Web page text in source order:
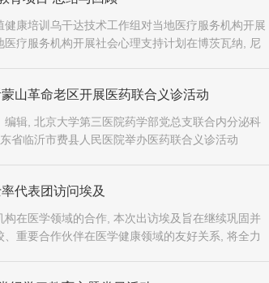
康培训乌干达技术工作组对当地医疗服务机构开展
疗服务机构开展社会心理支持计划在博茨瓦纳, 尼
山革命老区开展医药联合义诊活动
辑, 北京大学第三医院药学部党总支联合内分泌科
省临沂市费县人民医院举办医药联合义诊活动
代表团访问埃及
在医学领域的合作, 本次出访埃及旨在继续巩固并
重要合作伙伴在医学健康领域的友好关系, 将全力